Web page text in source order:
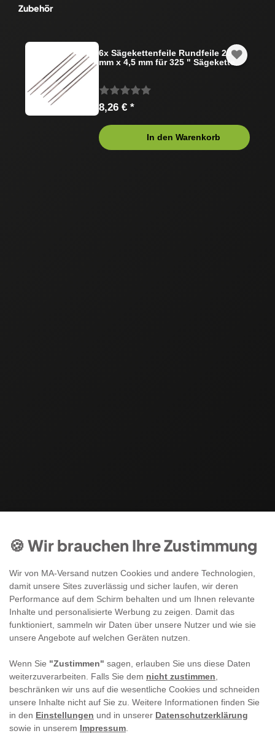
Zubehör
6x Sägekettenfeile Rundfeile 200
mm x 4,5 mm für 325 " Sägekette
8,26 € *
In den Warenkorb
🍪 Wir brauchen Ihre Zustimmung
Wir von MA-Versand nutzen Cookies und andere Technologien,
damit unsere Sites zuverlässig und sicher laufen, wir deren
Performance auf dem Schirm behalten und um Ihnen relevante
Inhalte und personalisierte Werbung zu zeigen. Damit das
funktioniert, sammeln wir Daten über unsere Nutzer und wie sie
unsere Angebote auf welchen Geräten nutzen.
Wenn Sie "Zustimmen" sagen, erlauben Sie uns diese Daten
weiterzuverarbeiten. Falls Sie dem nicht zustimmen
beschränken wir uns auf die wesentliche Cookies und schneiden
unsere Inhalte nicht auf Sie zu. Weitere Informationen finden Sie
in den Einstellungen und in unserer Datenschutzerklärung
sowie in unserem Impressum